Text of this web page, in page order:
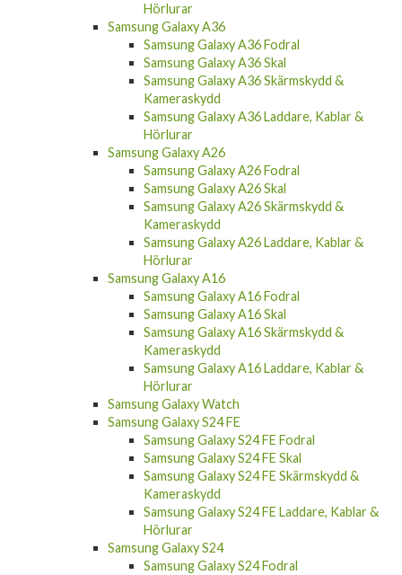
Hörlurar
Samsung Galaxy A36
Samsung Galaxy A36 Fodral
Samsung Galaxy A36 Skal
Samsung Galaxy A36 Skärmskydd &
Kameraskydd
Samsung Galaxy A36 Laddare, Kablar &
Hörlurar
Samsung Galaxy A26
Samsung Galaxy A26 Fodral
Samsung Galaxy A26 Skal
Samsung Galaxy A26 Skärmskydd &
Kameraskydd
Samsung Galaxy A26 Laddare, Kablar &
Hörlurar
Samsung Galaxy A16
Samsung Galaxy A16 Fodral
Samsung Galaxy A16 Skal
Samsung Galaxy A16 Skärmskydd &
Kameraskydd
Samsung Galaxy A16 Laddare, Kablar &
Hörlurar
Samsung Galaxy Watch
Samsung Galaxy S24 FE
Samsung Galaxy S24 FE Fodral
Samsung Galaxy S24 FE Skal
Samsung Galaxy S24 FE Skärmskydd &
Kameraskydd
Samsung Galaxy S24 FE Laddare, Kablar &
Hörlurar
Samsung Galaxy S24
Samsung Galaxy S24 Fodral